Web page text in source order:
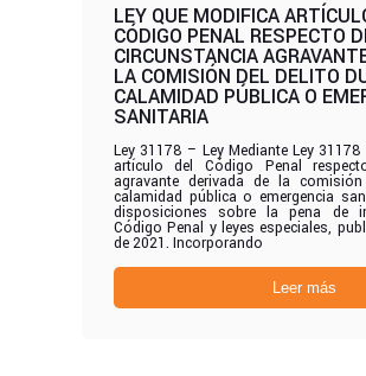
LEY QUE MODIFICA
CÓDIGO PENAL RESPECTO
CIRCUNSTANCIA
LA COMISIÓN DEL DELITO
CALAMIDAD PÚBLICA O
SANITARIA
Ley 31178 – Ley Mediante Ley
artículo del Código Penal
agravante derivada de la
calamidad pública o emergencia
disposiciones sobre la pena de
Código Penal y leyes especiales,
de 2021. Incorporando
Leer más